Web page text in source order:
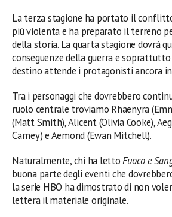
La terza stagione ha portato il
più violenta e ha preparato il terreno
della storia. La quarta stagione dovrà
conseguenze della guerra e soprattutto
destino attende i protagonisti ancora
Tra i personaggi che dovrebbero
ruolo centrale troviamo Rhaenyra
(Matt Smith), Alicent (Olivia Cooke),
Carney) e Aemond (Ewan Mitchell).
Naturalmente, chi ha lettoFuoco e
buona parte degli eventi che
la serie HBO ha dimostrato di non
lettera il materiale originale.